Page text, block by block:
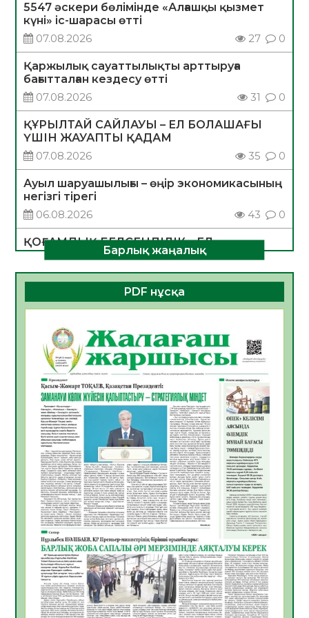
5547 әскери бөлімінде «Алғашқы қызмет
күні» іс-шарасы өтті
07.08.2026
27 0
Қаржылық сауаттылықты арттыруға
бағытталған кездесу өтті
07.08.2026
31 0
ҚҰРЫЛТАЙ САЙЛАУЫ – ЕЛ БОЛАШАҒЫ
ҮШІН ЖАУАПТЫ ҚАДАМ
07.08.2026
35 0
Ауыл шаруашылығы – өңір экономикасының
негізгі тірегі
06.08.2026
43 0
ҚОҒАМДЫҚ БЕЛСЕНДІЛІК – ЕЛ
ДАМУЫНЫҢ НЕГІЗІ
06.08.2026
40 0
ҚҰРЫЛТАЙ САЙЛАУЫ – БОЛАШАҚҚА
06.08.2026
Инфекциялық ауруларға қарсы иммундау
жұмыстарының тиімділігі
06.08.2026
45
Көкжөтел ауруы туралы
06.08.2026
41
АПВ вакцинасы туралы мәлімет
06.08.2026
40
Open Air: Қызылорда облысы полиция
департаменті 20 мыңнан астам
көрерменнің қауіпсіздігін қамтамасыз етті
06.08.2026
54
ҚЫЗЫЛОРДАДА «САНАЛЫ ҰРПАҚ –
ЖАРҚЫН БОЛАШАҚ» АТТЫ КЕҢЕЙТІЛГЕН
МӘЖІЛІС ӨТТІ
Барлық жаңалық
PDF нұсқа